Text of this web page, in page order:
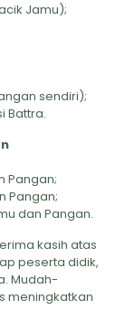
Jamu);
sendiri);
Battra.
Pangan;
Pangan;
dan Pangan.
kasih atas
peserta didik,
Mudah-
meningkatkan